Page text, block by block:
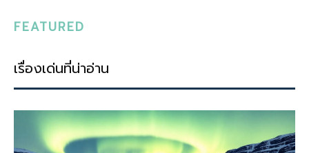
FEATURED
เรื่องเด่นที่น่าอ่าน